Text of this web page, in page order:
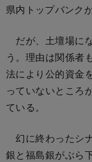
県内トップバンク
だが、土壇場に
う。理由は関係者
法により公的資金
っていないところ
ている。
幻に終わったシ
銀と福島銀がぶら